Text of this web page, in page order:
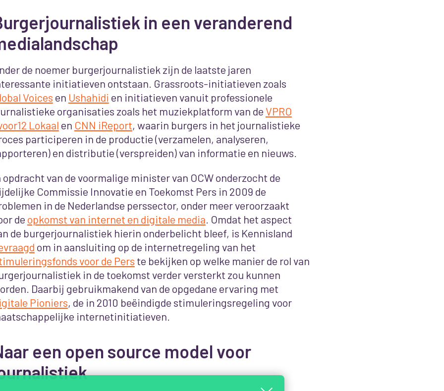
in een veranderend
de noemer burgerjournalistiek zijn de laatste jaren
initiatieven ontstaan. Grassroots-initiatieven zoals
Voices en Ushahidi en initiatieven vanuit professionele
organisaties zoals het muziekplatform van deVPRO
Lokaal en CNN iReport, waarin burgers in het journalistieke
participeren in de productie (verzamelen, analyseren,
en distributie (verspreiden) van informatie en nieuws.
opdracht van de voormalige minister van OCW onderzocht de
Commissie Innovatie en Toekomst Pers in 2009 de
in de Nederlandse perssector, onder meer veroorzaakt
de opkomst van internet en digitale media . Omdat het aspect
de burgerjournalistiek hierin onderbelicht bleef, is Kennisland
om in aansluiting op de internetregeling van het
voor de Pers te bekijken op welke manier de rol van
in de toekomst verder versterkt zou kunnen
Daarbij gebruikmakend van de opgedane ervaring met
Pioniers, de in 2010 beëindigde stimuleringsregeling voor
internetinitiatieven.
een open source model voor